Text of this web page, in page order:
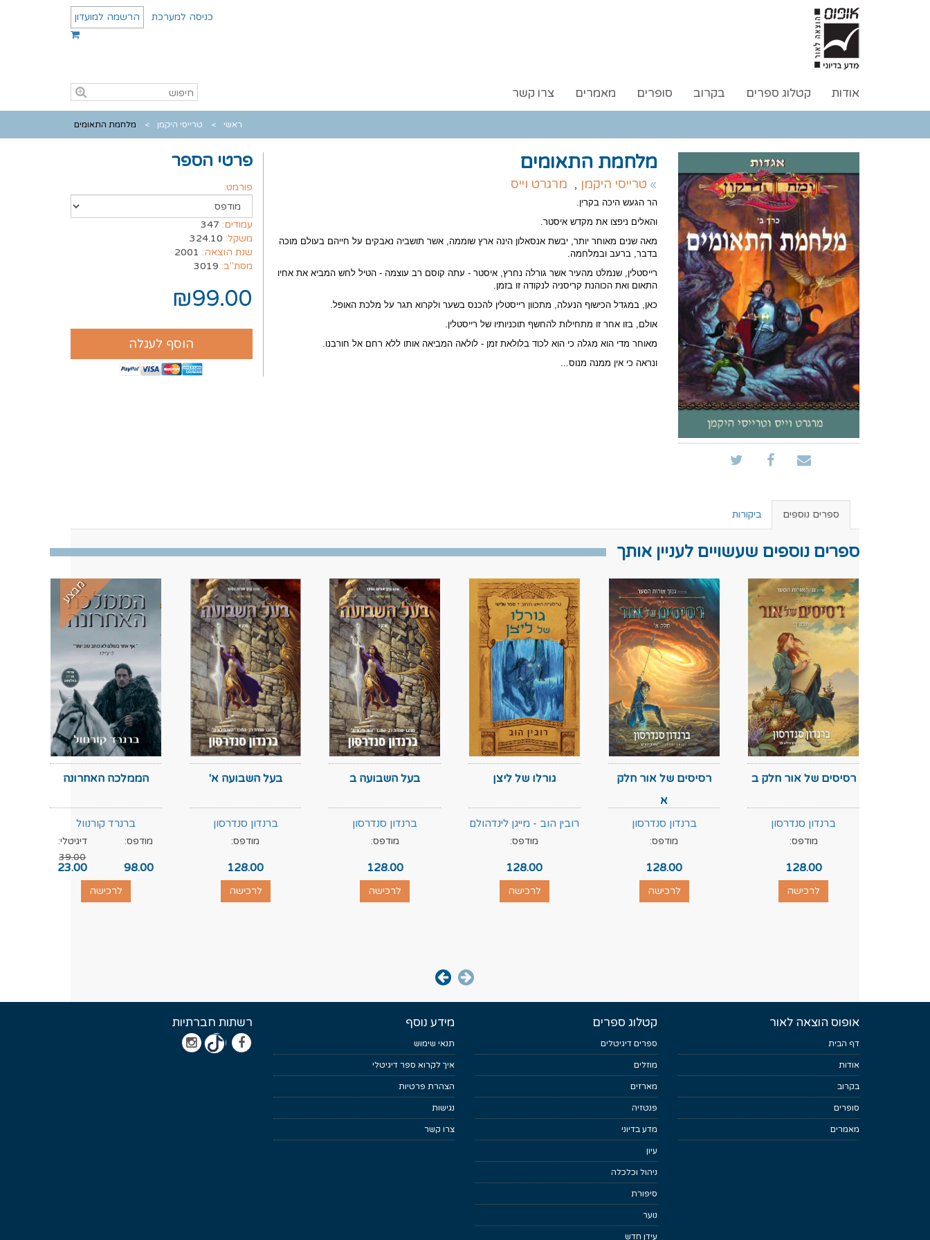
כניסה למערכת הרשמה למועדון
אודות קטלוג ספרים בקרוב סופרים מאמרים צרו קשר
ראשי טרייסי היקמן מלחמת התאומים
מלחמת התאומים
טרייסי היקמן , מרגרט וייס
הר הגעש היכה בקרין.
והאלים ניפצו את מקדש איסטר.
מאה שנים מאוחר יותר, יבשת אנסאלון הינה ארץ שוממה, אשר תושביה נאבקים על חייהם בעולם מוכה
בדבר, ברעב ובמלחמה.
רייסטלין, שנמלט מהעיר אשר גורלה נחרץ, איסטר - עתה קוסם רב עוצמה - הטיל לחש המביא את אחיו
התאום ואת הכוהנת קריסניה לנקודה זו בזמן.
כאן, במגדל הכישוף הנעלה, מתכוון רייסטלין להכנס בשער ולקרוא תגר על מלכת האופל.
אולם, בזו אחר זו מתחילות להחשף תוכניותיו של רייסטלין.
מאוחר מדי הוא מגלה כי הוא לכוד בלולאת זמן - לולאה המביאה אותו ללא רחם אל חורבנו.
ונראה כי אין ממנה מנוס...
פרטי הספר
פורמט:
עמודים: 347
משקל: 324.10
שנת הוצאה: 2001
מסת"ב: 3019
₪99.00
הוסף לעגלה
ספרים נוספים ביקורות
ספרים נוספים שעשויים לעניין אותך
רסיסים של אור חלק ב
ברנדון סנדרסון
מודפס:
128.00
לרכישה
רסיסים של אור חלק
א
ברנדון סנדרסון
מודפס:
128.00
לרכישה
גורלו של ליצן
רובין הוב - מייגן לינדהולם
מודפס:
128.00
לרכישה
בעל השבועה ב
ברנדון סנדרסון
מודפס:
128.00
לרכישה
בעל השבועה א'
ברנדון סנדרסון
מודפס:
128.00
לרכישה
מבצע
הממלכה האחרונה
ברנרד קורנוול
מודפס:
98.00
דיגיטלי:
39.00
23.00
לרכישה
אופוס הוצאה לאור
דף הבית
אודות
בקרוב
סופרים
מאמרים
קטלוג ספרים
ספרים דיגיטלים
מוזלים
מארזים
פנטזיה
מדע בדיוני
עיון
ניהול וכלכלה
סיפורת
נוער
עידן חדש
מידע נוסף
תנאי שימוש
איך לקרוא ספר דיגיטלי
הצהרת פרטיות
נגישות
צרו קשר
רשתות חברתיות